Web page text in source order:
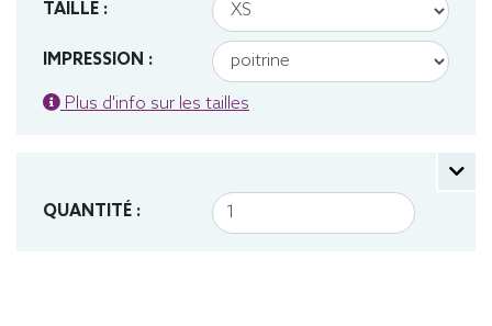
TAILLE :
IMPRESSION :
Plus d'info sur les tailles
QUANTITÉ :